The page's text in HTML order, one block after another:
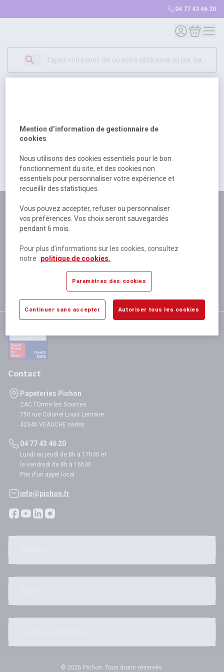
04 77 43 46 20
Mon compte
Mon
500
excuser pour la gêne occasionée.
Retour Retour à l'accueil
Plus de 180 personnes
à votre écoute
Plus de 80 000 références
disponibles
Expédition le jour même
si validation avant 12h
satisfaction totale
Contact
Papeteries Pichon
ZAC l'Orme les Sources
750 rue Colonel Louis Lemaire
42340 VEAUCHE cedex
04 77 43 46 20
Lundi au jeudi de 8h à 17h30 et
le vendredi de 8h à 16h30
Prix d'un appel local
info@pichon.fr
© 2026 Pichon. Tous droits réservés.
Mention d’information de gestionnaire de
cookies
Nous utilisons des cookies essentiels pour le bon
fonctionnement du site, et des cookies non
essentiels pour personnaliser votre expérience et
recueillir des statistiques.
Vous pouvez accepter, refuser ou personnaliser
vos préférences. Vos choix seront sauvegardés
pendant 6 mois.
Pour plus d’informations sur les cookies, consultez
notre
politique de cookies.
Paramètres des cookies
Continuer sans accepter Autoriser tous les cookies